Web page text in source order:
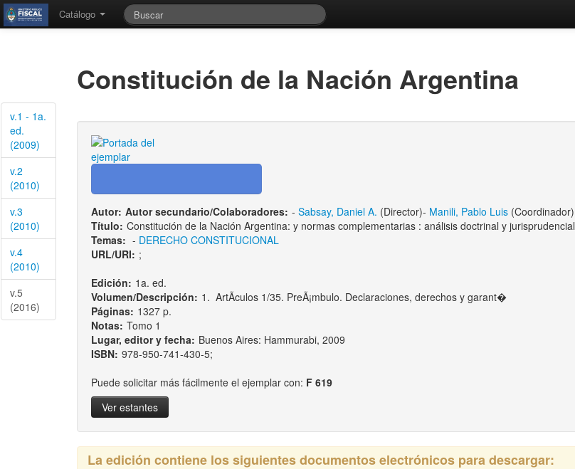
Catálogo
v.1 - 1a.
ed.
(2009)
v.2
(2010)
v.3
(2010)
v.4
(2010)
v.5
(2016)
Constitución de la Nación Argentina
Autor: Autor secundario/Colaboradores: - Sabsay, Daniel A. (Director)- Manili, Pablo Luis(Coordinador)
Título: Constitución de la Nación Argentina: y normas complementarias : análisis doctrinal y jurisprudencial
Temas: - DERECHO CONSTITUCIONAL
URL/URI: ;
Edición: 1a. ed.
Volumen/Descripción: 1. ArtÃ­culos 1/35. PreÃ¡mbulo. Declaraciones, derechos y garant�
Páginas: 1327 p.
Notas: Tomo 1
Lugar, editor y fecha: Buenos Aires: Hammurabi, 2009
ISBN: 978-950-741-430-5;
Puede solicitar más fácilmente el ejemplar con: F 619
Ver estantes
La edición contiene los siguientes documentos electrónicos para descargar: